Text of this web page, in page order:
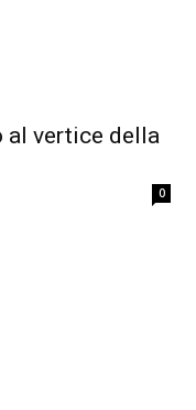
al vertice della
0